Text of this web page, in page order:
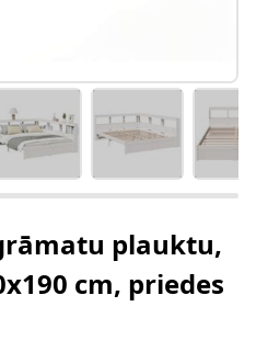
plauktu,
cm, priedes